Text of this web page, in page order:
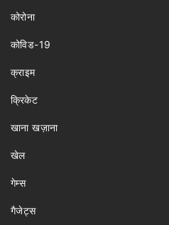
कोरोना
कोविड-19
क्राइम
क्रिकेट
खाना खज़ाना
खेल
गेम्स
गैजेट्स